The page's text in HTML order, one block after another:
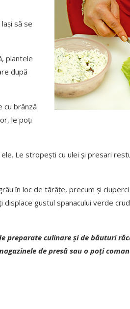
să se
plantele
după
cu brânză
le poți
Le stropești cu ulei și presari
în loc de tărâțe, precum și
gustul spanacului verde
preparate culinare și de băuturi
de presă sau o poți